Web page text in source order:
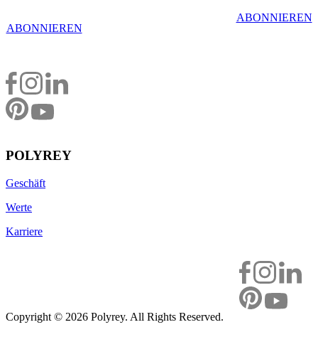
ABONNIEREN
POLYREY
Geschäft
Werte
Karriere
ABONNIEREN
Copyright © 2026 Polyrey. All Rights Reserved.